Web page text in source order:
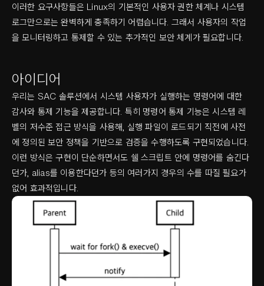
이러한 요구사항들은 Linux의 기본적인 사용자 권한 체계나 시스템
로그만으로는 완벽하게 충족하기 어렵습니다. 그래서 사용자의 작업
을 모니터링하고 통제할 수 있는 추가적인 보안 체계가 필요합니다.
아이디어
우리는 SAC 솔루션에서 시스템 사용자가 실행하는 명령어에 대한
감사와 통제 기능을 제공합니다. 특히 명령어 통제 기능은 시스템 레
벨의 저수준 접근 방식을 사용해, 실행 파일이 로드되기 직전에 사전
에 정의된 보안 정책을 기반으로 검증을 수행하도록 구현되었습니다.
이런 방식은 구현이 단순하면서도 쉘 스크립트 안에 명령어를 숨긴다
던가, alias를 이용한다던가 등의 여러가지 경우의 수를 따질 필요가
없어 효과적입니다.